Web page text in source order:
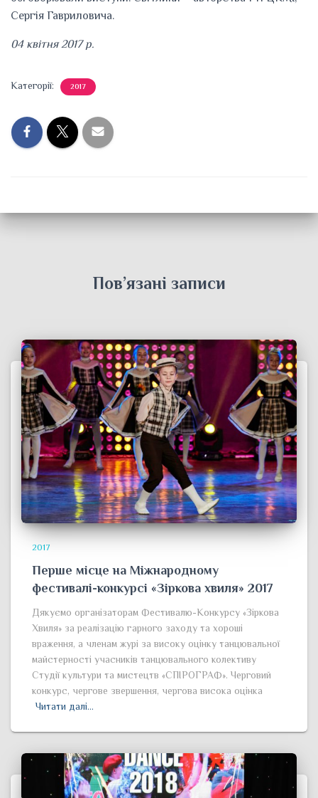
Сергія Гавриловича.
04 квітня 2017 р.
Категорії: 2017
Пов’язані записи
2017
Перше місце на Міжнародному
фестивалі-конкурсі «Зіркова хвиля» 2017
Дякуємо організаторам Фестивалю-Конкурсу «Зіркова
Хвиля» за реалізацію гарного заходу та хороші
враження, а членам журі за високу оцінку танцювальної
майстерності учасників танцювального колективу
Студії культури та мистецтв «СПІРОГРАФ». Черговий
конкурс, чергове звершення, чергова висока оцінка
Читати далі…